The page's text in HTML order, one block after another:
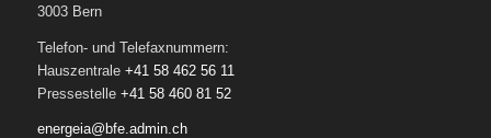
3003 Bern
Telefon- und Telefaxnummern:
Hauszentrale +41 58 462 56 11
Pressestelle +41 58 460 81 52
energeia@bfe.admin.ch